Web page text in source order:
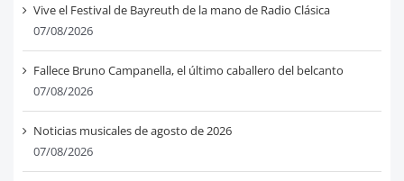
Vive el Festival de Bayreuth de la mano de Radio Clásica
07/08/2026
Fallece Bruno Campanella, el último caballero del belcanto
07/08/2026
Noticias musicales de agosto de 2026
07/08/2026